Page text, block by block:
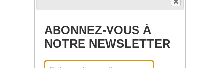
ABONNEZ-VOUS À
NOTRE NEWSLETTER